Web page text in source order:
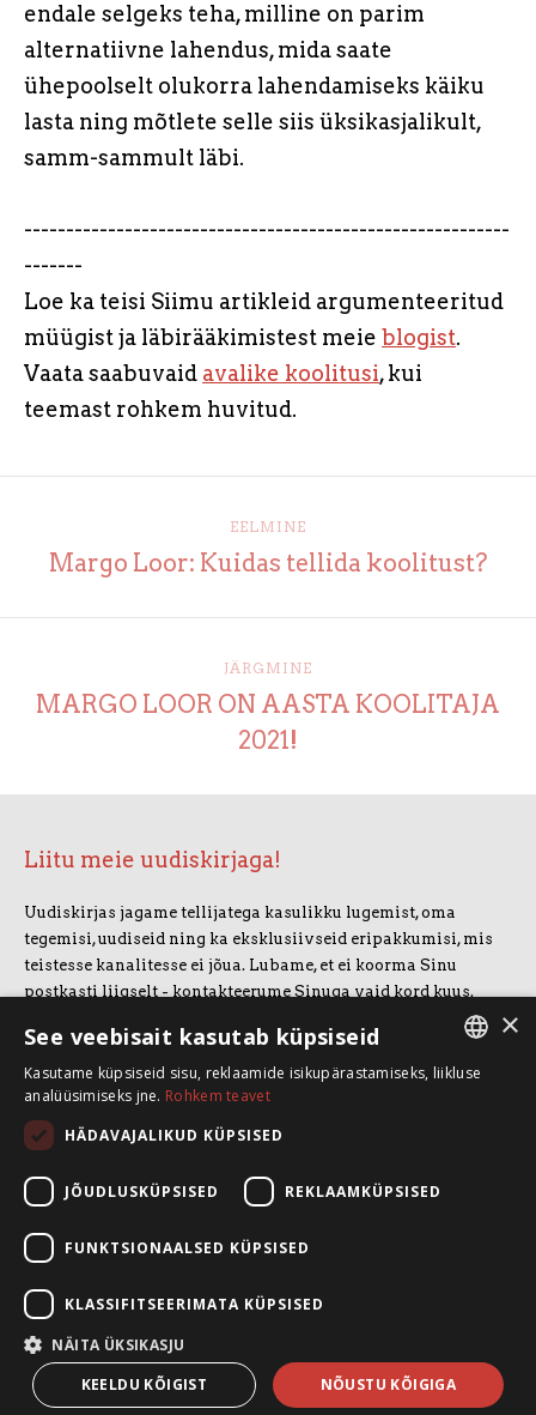
endale selgeks teha, milline on parim
alternatiivne lahendus, mida saate
ühepoolselt olukorra lahendamiseks käiku
lasta ning mõtlete selle siis üksikasjalikult,
samm-sammult läbi.
----------------------------------------------------------
-------
Loe ka teisi Siimu artikleid argumenteeritud
müügist ja läbirääkimistest meie blogist.
Vaata saabuvaid avalike koolitusi, kui
teemast rohkem huvitud.
EELMINE
Margo Loor: Kuidas tellida koolitust?
JÄRGMINE
MARGO LOOR ON AASTA KOOLITAJA
2021!
Liitu meie uudiskirjaga!
Uudiskirjas jagame tellijatega kasulikku lugemist, oma
tegemisi, uudiseid ning ka eksklusiivseid eripakkumisi, mis
teistesse kanalitesse ei jõua. Lubame, et ei koorma Sinu
postkasti liigselt - kontakteerume Sinuga vaid kord kuus.
LIITUN UUDISKIRJAGA
Koolitusruum ja kontor: Telliskivi 60/A3, 10412 Tallinn
+372 5388 4854
info@speaksmart.ee
Leia meid sotsiaalmeediast:
Facebook
LinkedIn
Instagram
×
See veebisait kasutab küpsiseid
Kasutame küpsiseid sisu, reklaamide isikupärastamiseks, liikluse
analüüsimiseks jne. Rohkem teavet
HÄDAVAJALIKUD KÜPSISED
JÕUDLUSKÜPSISED REKLAAMKÜPSISED
FUNKTSIONAALSED KÜPSISED
KLASSIFITSEERIMATA KÜPSISED
NÄITA ÜKSIKASJU
NÕUSTU KÕIGIGA
KEELDU KÕIGIST